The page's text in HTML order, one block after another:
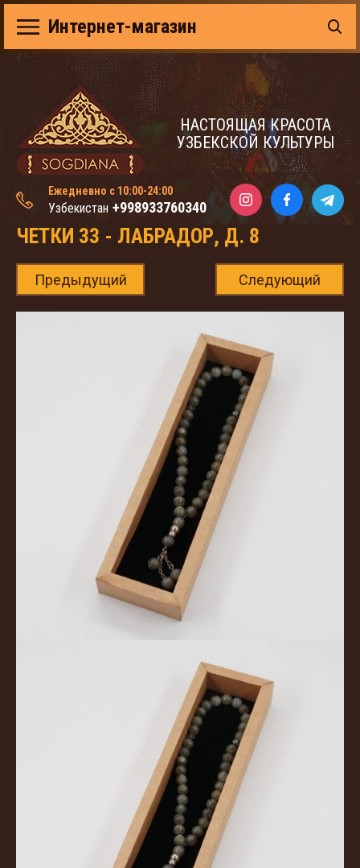
НАСТОЯЩАЯ КРАСОТА
УЗБЕКСКОЙ КУЛЬТУРЫ
Ежедневно с 10:00-24:00
Узбекистан +998933760340
Интернет-магазин
ЧЕТКИ 33 - ЛАБРАДОР, Д. 8
Предыдущий Следующий